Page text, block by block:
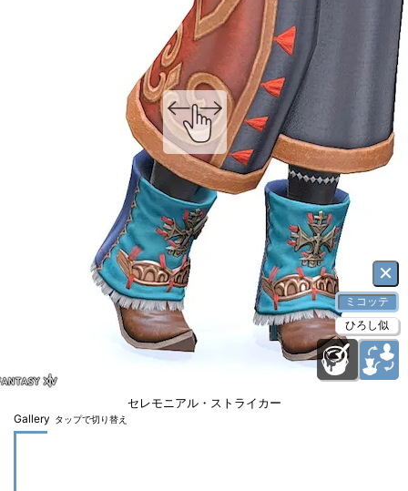
セレモニアル・ストライカー
×
ミコッテ
ひろし似
Gallery タップで切り替え